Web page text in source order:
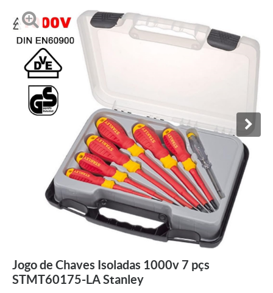
Jogo de Chaves Isoladas 1000v 7 pçs
STMT60175-LA Stanley